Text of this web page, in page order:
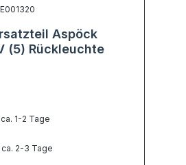
Aspöck
(5) Rückleuchte
1-2 Tage
2-3 Tage